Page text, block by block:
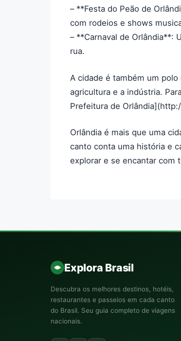
– **Festa do Peão de
com rodeios e shows
– **Carnaval de Orlândia**:
rua.
A cidade é também um
agricultura e a indústria.
Prefeitura de
Orlândia é mais que uma
canto conta uma história e
explorar e se encantar com
Explora Brasil
Descubra os melhores destinos, hotéis,
restaurantes e passeios em cada canto
do Brasil. Seu guia completo de viagens
nacionais.